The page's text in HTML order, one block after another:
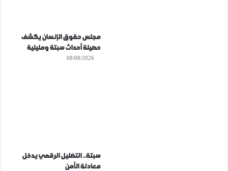
مجلس حقوق الإنسان يكشف
حصيلة أحداث سبتة ومليلية
08/08/2026
سبتة.. التضليل الرقمي يدخل
معادلة الأمن